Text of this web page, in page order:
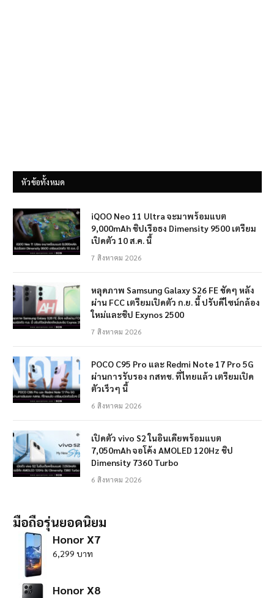
หัวข้อทั้งหมด
iQOO Neo 11 Ultra จะมาพร้อมแบต
9,000mAh ชิปเรือธง Dimensity 9500 เตรียม
เปิดตัว 10 ส.ค. นี้
7 สิงหาคม 2026
หลุดภาพ Samsung Galaxy S26 FE ชัดๆ หลัง
ผ่าน FCC เตรียมเปิดตัว ก.ย. นี้ ปรับดีไซน์กล้อง
ใหม่และชิป Exynos 2500
7 สิงหาคม 2026
POCO C95 Pro และ Redmi Note 17 Pro 5G
ผ่านการรับรอง กสทช. ที่ไทยแล้ว เตรียมเปิด
ตัวเร็วๆ นี้
6 สิงหาคม 2026
เปิดตัว vivo S2 ในอินเดียพร้อมแบต
7,050mAh จอโค้ง AMOLED 120Hz ชิป
Dimensity 7360 Turbo
6 สิงหาคม 2026
มือถือรุ่นยอดนิยม
Honor X7
6,299 บาท
Honor X8